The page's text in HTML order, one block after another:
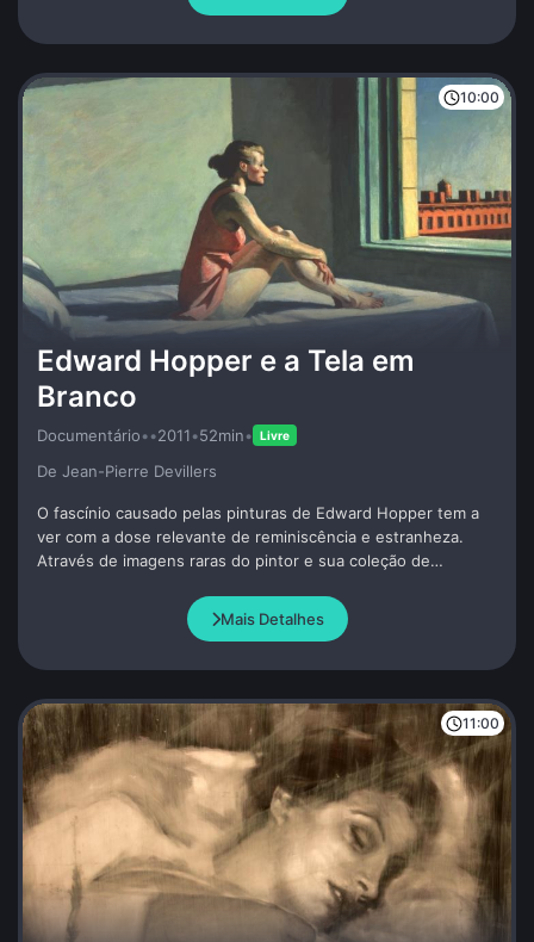
nome de destaque global.
10:00
Edward Hopper e a Tela em
Branco
Documentário••2011•52min• Livre
De Jean-Pierre Devillers
O fascínio causado pelas pinturas de Edward Hopper tem a
ver com a dose relevante de reminiscência e estranheza.
Através de imagens raras do pintor e sua coleção de
seu processo criativo em relação à história social, política e
Mais Detalhes
11:00